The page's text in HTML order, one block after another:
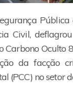
Pública
Civil,
Carbono Oculto
da facção
(PCC) no setor